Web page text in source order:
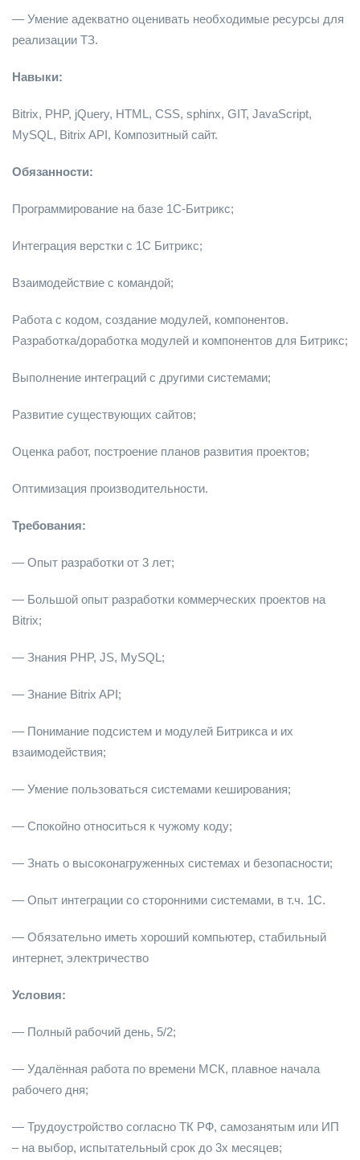
— Умение адекватно оценивать необходимые ресурсы для
реализации ТЗ.
Навыки:
Bitrix, PHP, jQuery, HTML, CSS, sphinx, GIT, JavaScript,
MySQL, Bitrix API, Композитный сайт.
Обязанности:
Программирование на базе 1С-Битрикс;
Интеграция верстки с 1С Битрикс;
Взаимодействие с командой;
Работа с кодом, создание модулей, компонентов.
Разработка/доработка модулей и компонентов для Битрикс;
Выполнение интеграций с другими системами;
Развитие существующих сайтов;
Оценка работ, построение планов развития проектов;
Оптимизация производительности.
Требования:
— Опыт разработки от 3 лет;
— Большой опыт разработки коммерческих проектов на
Bitrix;
— Знания PHP, JS, MySQL;
— Знание Bitrix API;
— Понимание подсистем и модулей Битрикса и их
взаимодействия;
— Умение пользоваться системами кеширования;
— Спокойно относиться к чужому коду;
— Знать о высоконагруженных системах и безопасности;
— Опыт интеграции со сторонними системами, в т.ч. 1С.
— Обязательно иметь хороший компьютер, стабильный
интернет, электричество
Условия:
— Полный рабочий день, 5/2;
— Удалённая работа по времени МСК, плавное начала
рабочего дня;
— Трудоустройство согласно ТК РФ, самозанятым или ИП
– на выбор, испытательный срок до 3х месяцев;